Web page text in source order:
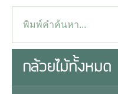
กล้วยไม้ทั้งหมด